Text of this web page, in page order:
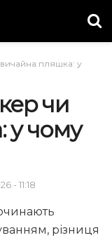
пляшка: у
чи
у чому
- 11:18
різниця